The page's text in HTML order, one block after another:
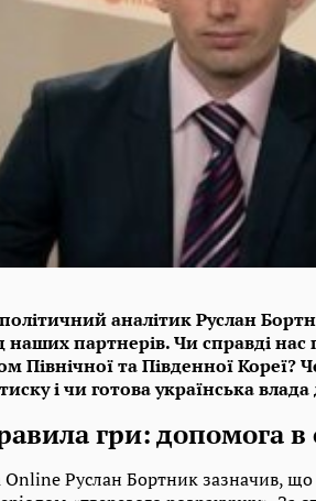
аналітик Руслан
наших партнерів. Чи справді
Північної та Південної Кореї?
і чи готова українська влада
гри: допомога
Online Руслан Бортник зазначив,